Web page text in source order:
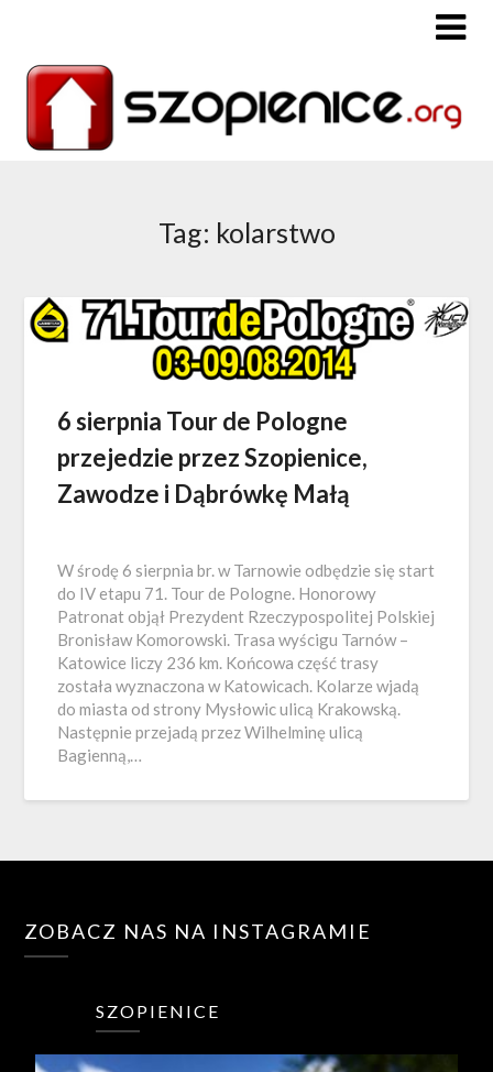
Tag: kolarstwo
6 sierpnia Tour de Pologne
przejedzie przez Szopienice,
Zawodze i Dąbrówkę Małą
W środę 6 sierpnia br. w Tarnowie odbędzie się start
do IV etapu 71. Tour de Pologne. Honorowy
Patronat objął Prezydent Rzeczypospolitej Polskiej
Bronisław Komorowski. Trasa wyścigu Tarnów –
Katowice liczy 236 km. Końcowa część trasy
została wyznaczona w Katowicach. Kolarze wjadą
do miasta od strony Mysłowic ulicą Krakowską.
Następnie przejadą przez Wilhelminę ulicą
Bagienną,…
ZOBACZ NAS NA INSTAGRAMIE
SZOPIENICE